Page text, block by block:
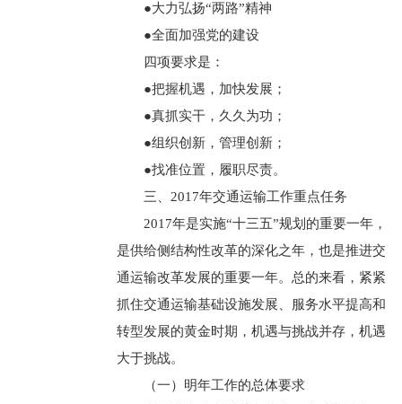
●大力弘扬“两路”精神
●全面加强党的建设
四项要求是：
●把握机遇，加快发展；
●真抓实干，久久为功；
●组织创新，管理创新；
●找准位置，履职尽责。
三、2017年交通运输工作重点任务
2017年是实施“十三五”规划的重要一年，
是供给侧结构性改革的深化之年，也是推进交
通运输改革发展的重要一年。总的来看，紧紧
抓住交通运输基础设施发展、服务水平提高和
转型发展的黄金时期，机遇与挑战并存，机遇
大于挑战。
（一）明年工作的总体要求